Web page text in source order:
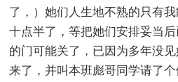
了，）她们人生地不熟的只有
十点半了，等把她们安排妥当
的门可能关了，已因为多年没
来了，并叫本班彪哥同学请了